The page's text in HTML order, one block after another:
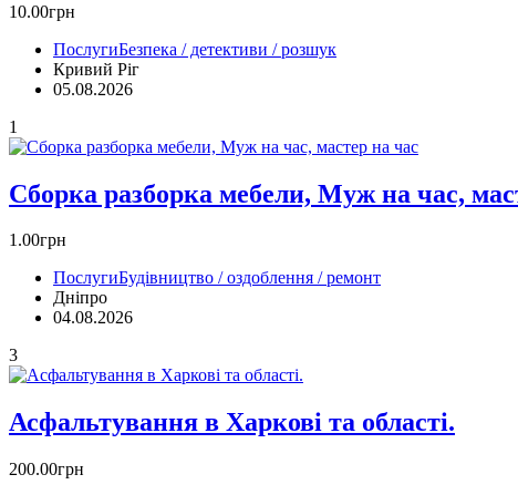
10.00грн
ПослугиБезпека / детективи / розшук
Кривий Ріг‎
05.08.2026
1
Сборка разборка мебели, Муж на час,
1.00грн
ПослугиБудівництво / оздоблення / ремонт
Дніпро
04.08.2026
3
Асфальтування в Харкові та області.
200.00грн